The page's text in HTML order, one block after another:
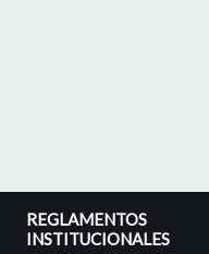
REGLAMENTOS
INSTITUCIONALES